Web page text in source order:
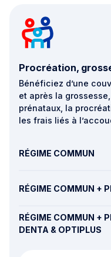
Procréation,
Bénéficiez d’une
et après la
prénataux, la
les frais liés à
RÉGIME COMMUN
RÉGIME COMMUN +
RÉGIME COMMUN +
DENTA & OPTIPLUS